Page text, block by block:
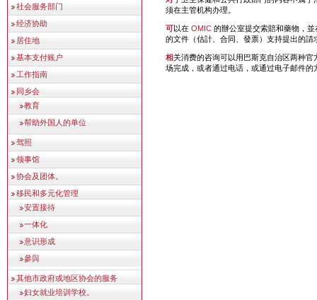
社会服务部门
经济协助
居住地
基本支付账户
工作指南
同乡会
教育
帮助外国人的单位
驾照
领事馆
协会及团体。
移民和多元化管理
安置接待
一体化
意识形成
參與
其他市政府或地区协会的服务
妇女就业培训学校。
须在主管机构办理。
可以在 OMIC 的辦公室提交索賠和藥物，
的文件（估計、合同、發票）支持提出的請
相关消费的咨询可以用巴斯克自治区两种官方语言的任何一种在现
场完成，或者通过电话，或通过电子邮件的